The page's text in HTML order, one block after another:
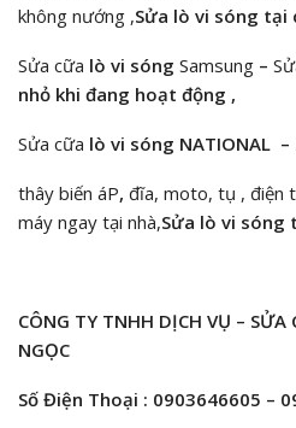
không nướng ,Sửa lò vi sóng tại
Sửa cữa lò vi sóng Samsung –
nhỏ khi đang hoạt động ,
Sửa cữa lò vi sóng NATIONAL –
thây biến áP, đĩa, moto, tụ , điện
máy ngay tại nhà,Sửa lò vi sóng
CÔNG TY TNHH DỊCH VỤ –
NGỌC
Số Điện Thoại : 0903646605 –